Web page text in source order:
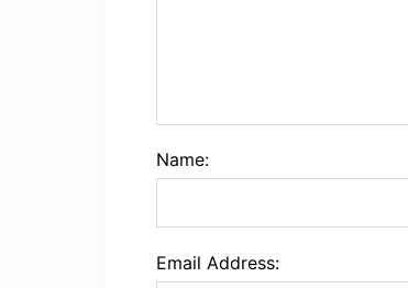
Name:
Email Address: